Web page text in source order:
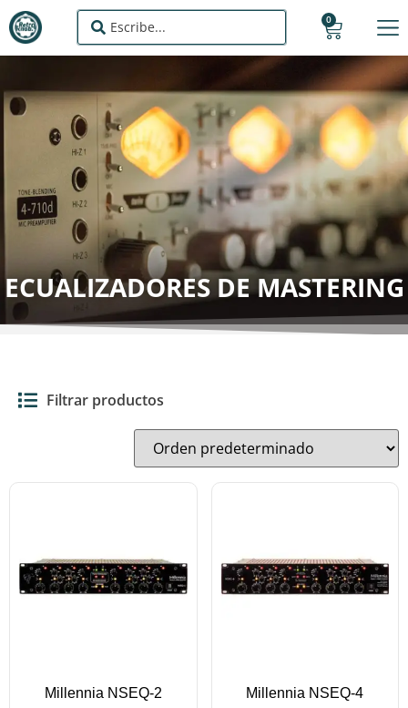
0
ECUALIZADORES DE MASTERING
Filtrar productos
Millennia NSEQ-2 Millennia NSEQ-4